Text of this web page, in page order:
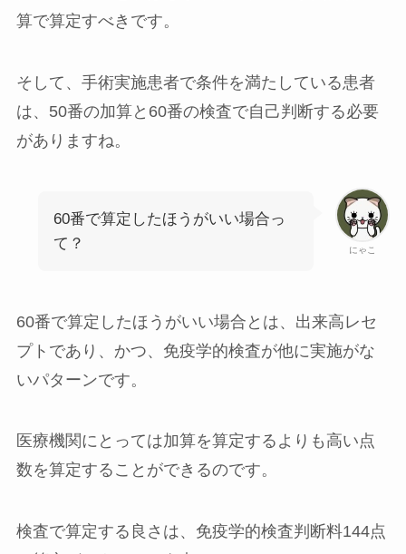
算で算定すべきです。
そして、手術実施患者で条件を満たしている患者
は、50番の加算と60番の検査で自己判断する必要
がありますね。
にゃこ
60番で算定したほうがいい場合っ
て？
60番で算定したほうがいい場合とは、 出来高レセ
プト であり、かつ、 免疫学的検査が他に実施がな
いパターンです。
医療機関にとっては加算を算定するよりも高い点
数を算定することができるのです。
検査で算定する良さは、 免疫学的検査判断料144点